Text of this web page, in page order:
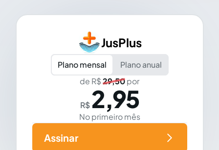
JusPlus
Plano mensal
Plano anual
de R$29,50por
R$ 2,95
No primeiro mês
Assinar